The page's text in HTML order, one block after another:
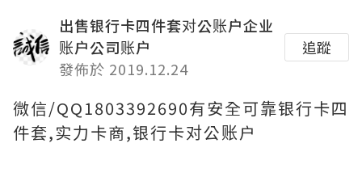
出售银行卡四件套对公账户企业
账户公司账户
發佈於 2019.12.24
追蹤
微信/QQ1803392690有安全可靠银行卡四
件套,实力卡商,银行卡对公账户